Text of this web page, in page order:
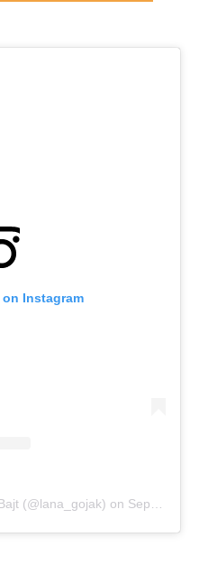
Instagram
(@lana_gojak) on Sep 16, 2019 at 6:10am PDT